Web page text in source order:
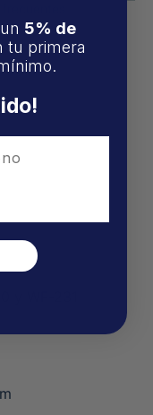
y WF-231
5% de
tu primera